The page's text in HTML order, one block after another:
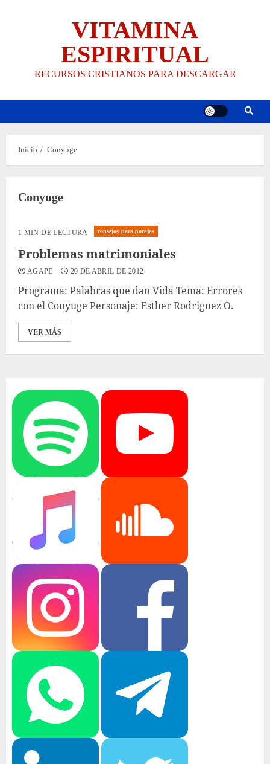
VITAMINA
ESPIRITUAL
RECURSOS CRISTIANOS PARA DESCARGAR
Inicio Conyuge
Conyuge
1 MIN DE LECTURA consejos para parejas
Problemas matrimoniales
AGAPE 20 DE ABRIL DE 2012
Programa: Palabras que dan Vida Tema: Errores
con el Conyuge Personaje: Esther Rodriguez O.
VER MÁS